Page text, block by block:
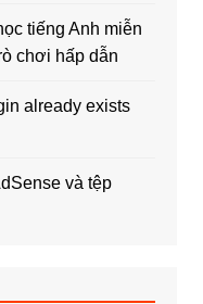
tiếng Anh miễn
chơi hấp dẫn
already exists
và tệp